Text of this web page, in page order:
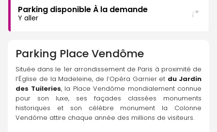
Parking disponible À la demande
Y aller
Parking Place Vendôme
Située dans le 1er arrondissement de Paris à proximité de
l’Église de la Madeleine, de l’Opéra Garnier et du Jardin
des Tuileries, la Place Vendôme mondialement connue
pour son luxe, ses façades classées monuments
historiques et son célèbre monument la Colonne
Vendôme attire chaque année des millions de visiteurs.